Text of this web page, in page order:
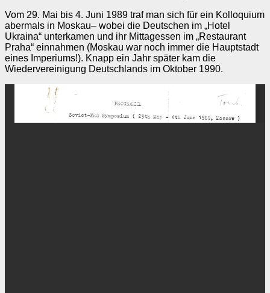
Vom 29. Mai bis 4. Juni 1989 traf man sich für ein Kolloquium
abermals in Moskau– wobei die Deutschen im „Hotel
Ukraina“ unterkamen und ihr Mittagessen im „Restaurant
Praha“ einnahmen (Moskau war noch immer die Hauptstadt
eines Imperiums!). Knapp ein Jahr später kam die
Wiedervereinigung Deutschlands im Oktober 1990.